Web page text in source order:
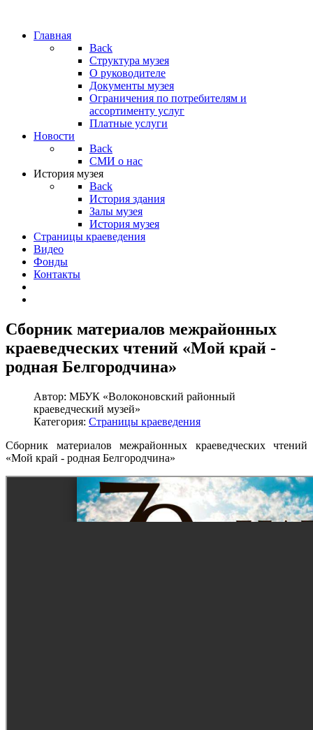
Главная
Back
Структура музея
О руководителе
Документы музея
Ограничения по потребителям и
ассортименту услуг
Платные услуги
Новости
Back
СМИ о нас
История музея
Back
История здания
Залы музея
История музея
Страницы краеведения
Видео
Фонды
Контакты
Сборник материалов межрайонных
краеведческих чтений «Мой край -
родная Белгородчина»
Автор: МБУК «Волоконовский районный
краеведческий музей»
Категория: Страницы краеведения
Сборник материалов межрайонных краеведческих чтений
«Мой край - родная Белгородчина»